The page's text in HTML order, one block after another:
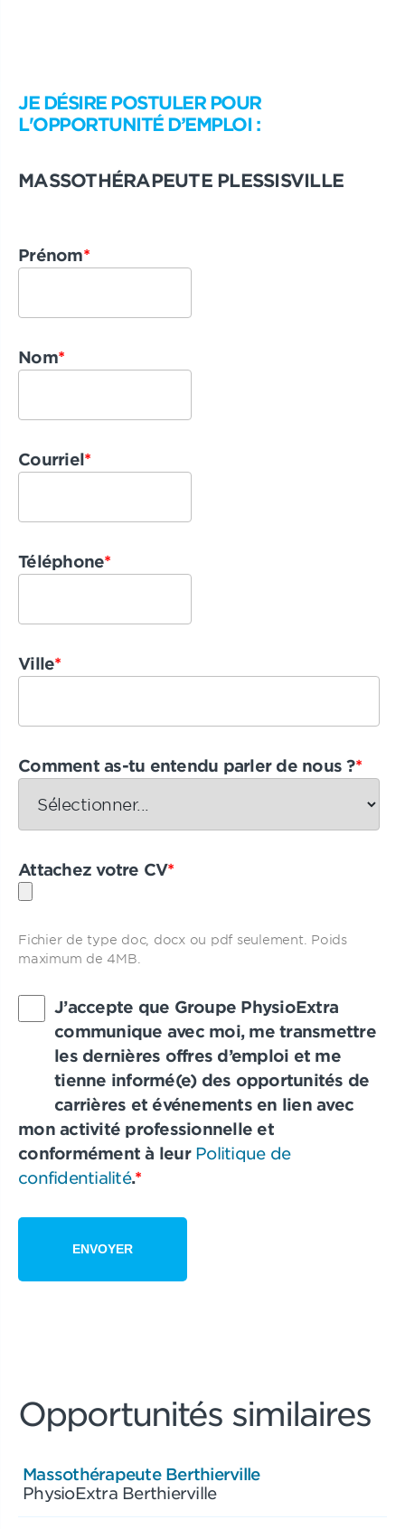
JE DÉSIRE POSTULER POUR
L'OPPORTUNITÉ D’EMPLOI :
MASSOTHÉRAPEUTE PLESSISVILLE
Prénom*
Nom*
Courriel*
Téléphone*
Ville*
Comment as-tu entendu parler de nous ?*
Attachez votre CV*
Fichier de type doc, docx ou pdf seulement. Poids
maximum de 4MB.
J’accepte que Groupe PhysioExtra
communique avec moi, me transmettre
les dernières offres d’emploi et me
tienne informé(e) des opportunités de
carrières et événements en lien avec
mon activité professionnelle et
conformément à leur Politique de
confidentialité.*
Opportunités similaires
Massothérapeute Berthierville
PhysioExtra Berthierville